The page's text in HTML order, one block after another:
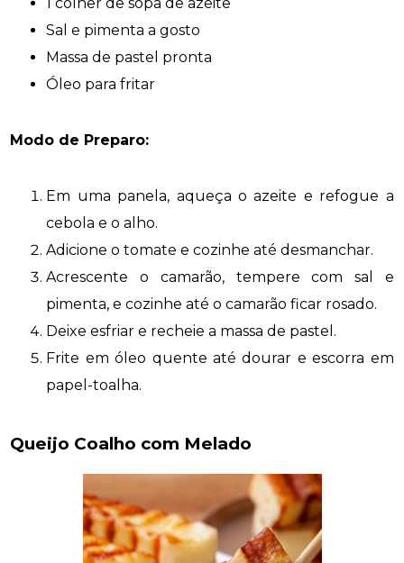
Sal e pimenta a gosto
Massa de pastel pronta
Óleo para fritar
Modo de Preparo:
Em uma panela, aqueça o azeite e refogue a
cebola e o alho.
Adicione o tomate e cozinhe até desmanchar.
Acrescente o camarão, tempere com sal e
pimenta, e cozinhe até o camarão ficar rosado.
Deixe esfriar e recheie a massa de pastel.
Frite em óleo quente até dourar e escorra em
papel-toalha.
Queijo Coalho com Melado